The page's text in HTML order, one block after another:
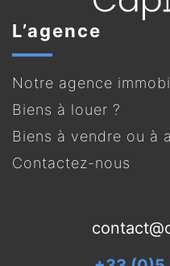
L’agence
Notre agence
Biens à louer ?
Biens à vendre ou à
Contactez-nous